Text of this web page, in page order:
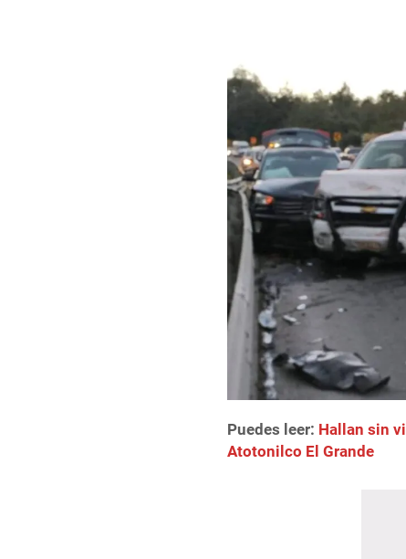
Puedes leer: Hallan sin
Atotonilco El Grande